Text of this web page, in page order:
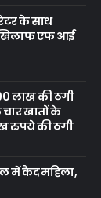
के साथ
खिलाफ एफ आई
लाख की ठगी
खातों के
रुपये की ठगी
में कैद महिला,